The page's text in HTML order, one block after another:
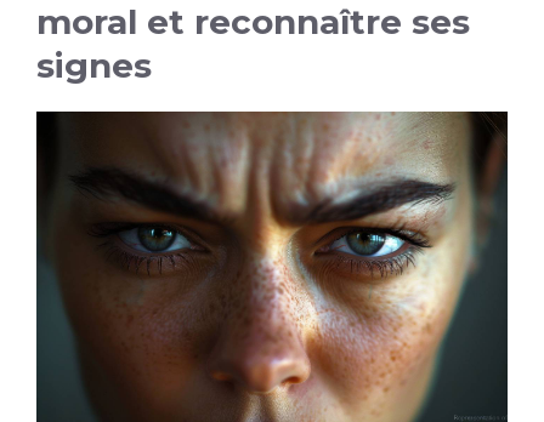
moral et reconnaître ses
signes